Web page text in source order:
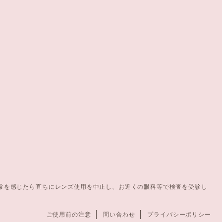
感じたら直ちにレンズ使用を中止し、お近くの眼科等で検査を受診し
ご使用前の注意 問い合わせ プライバシーポリシー